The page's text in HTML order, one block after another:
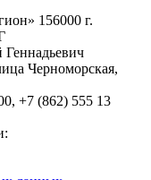
156000 г.
Геннадьевич
Черноморская,
+7 (862) 555 13